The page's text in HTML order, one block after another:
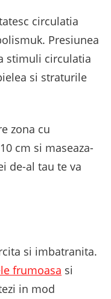
circulatia
Presiunea
stimuli circulatia
si straturile
zona cu
cm si maseaza-
de-al tau te va
si imbatranita.
frumoasa si
in mod